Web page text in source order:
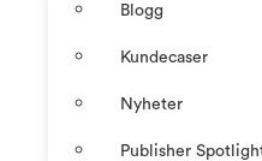
Blogg
Kundecaser
Nyheter
Publisher